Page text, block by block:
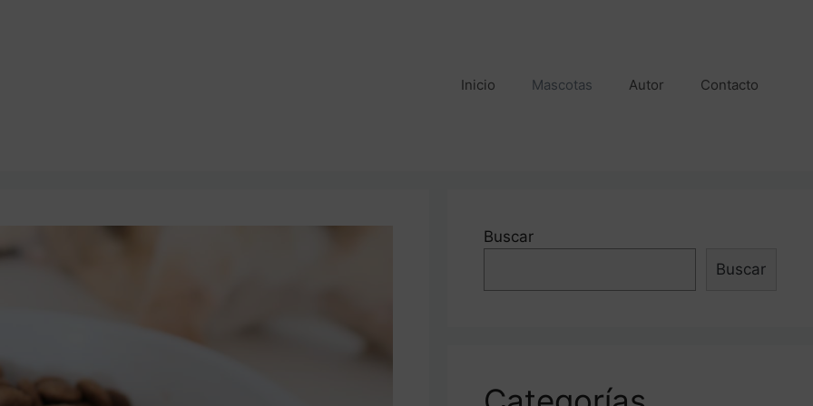
Inicio Mascotas Autor Contacto
Buscar
Buscar